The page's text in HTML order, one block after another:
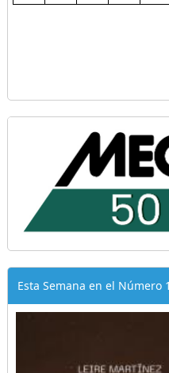
Esta Semana en el Número